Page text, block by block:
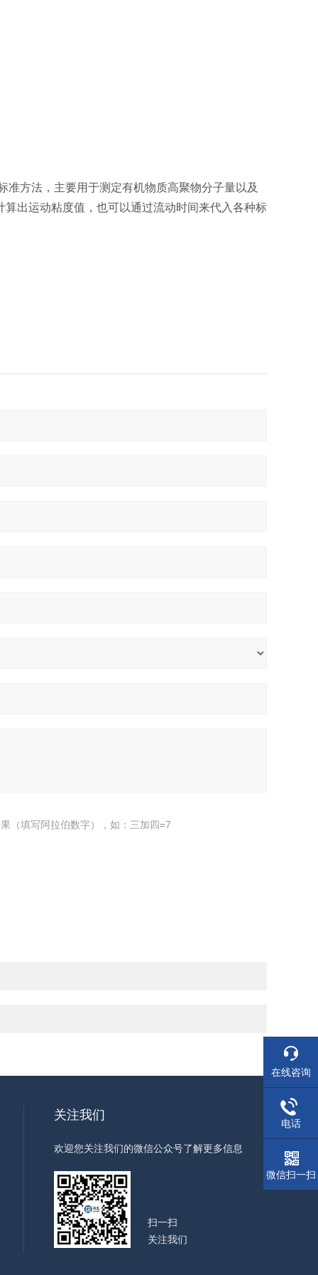
方法，主要用于测定有机物质高聚物分子量以及
出运动粘度值，也可以通过流动时间来代入各种标
（填写阿拉伯数字），如：三加四=7
关注我们
欢迎您关注我们的微信公众号了解更多信息
扫一扫
关注我们
在线咨询
电话
微信扫一扫